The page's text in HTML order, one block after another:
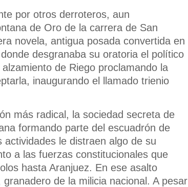
por otros derroteros, aun
de Oro de la carrera de San
novela, antigua posada convertida en
desgranaba su oratoria el político
de Riego proclamando la
inaugurando el llamado trienio
más radical, la sociedad secreta de
formando parte del escuadrón de
le distraen algo de su
a las fuerzas constitucionales que
hasta Aranjuez. En ese asalto
de la milicia nacional. A pesar